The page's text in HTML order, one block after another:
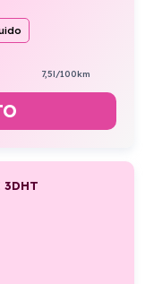
7,5l/100km
3DHT